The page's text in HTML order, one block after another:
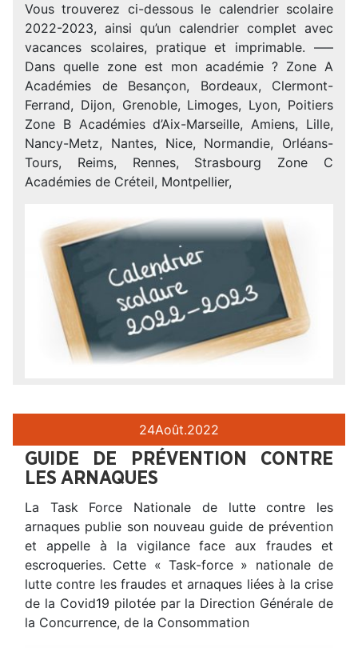
Vous trouverez ci-dessous le calendrier scolaire
2022-2023, ainsi qu’un calendrier complet avec
vacances scolaires, pratique et imprimable. —–
Dans quelle zone est mon académie ? Zone A
Académies de Besançon, Bordeaux, Clermont-
Ferrand, Dijon, Grenoble, Limoges, Lyon, Poitiers
Zone B Académies d’Aix-Marseille, Amiens, Lille,
Nancy-Metz, Nantes, Nice, Normandie, Orléans-
Tours, Reims, Rennes, Strasbourg Zone C
Académies de Créteil, Montpellier,
24Août.2022
GUIDE DE PRÉVENTION CONTRE
LES ARNAQUES
La Task Force Nationale de lutte contre les
arnaques publie son nouveau guide de prévention
et appelle à la vigilance face aux fraudes et
escroqueries. Cette « Task-force » nationale de
lutte contre les fraudes et arnaques liées à la crise
de la Covid19 pilotée par la Direction Générale de
la Concurrence, de la Consommation